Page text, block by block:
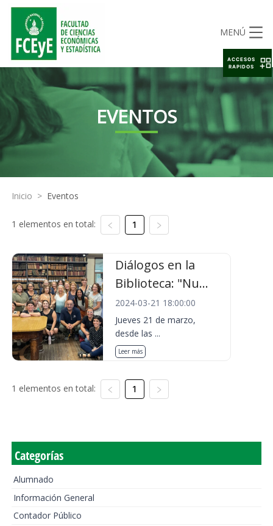
MENÚ
EVENTOS
Inicio > Eventos
1 elementos en total: 1
Diálogos en la
Biblioteca: "Nu...
2024-03-21 18:00:00
Jueves 21 de marzo,
desde las ...
Leer más
1 elementos en total: 1
Categorías
Alumnado
Información General
Contador Público
ACCESOS
RAPIDOS